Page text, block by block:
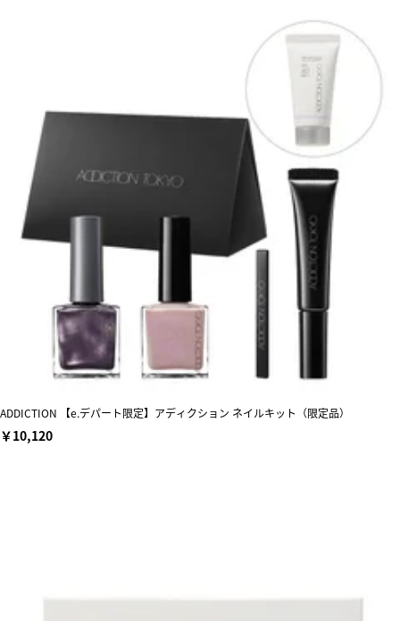
ADDICTION 【e.デパート限定】アディクション ネイルキット（限定品）
￥10,120